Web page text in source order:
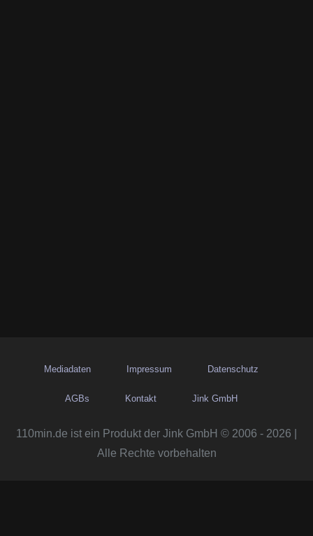
Mediadaten Impressum Datenschutz
AGBs Kontakt Jink GmbH
110min.de ist ein Produkt der Jink GmbH © 2006 - 2026 |
Alle Rechte vorbehalten